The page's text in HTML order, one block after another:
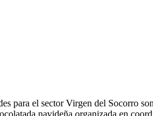
para el sector Virgen del Socorro
navideña organizada en